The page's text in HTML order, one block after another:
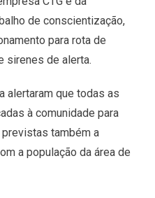
de conscientização,
para rota de
sirenes de alerta.
alertaram que todas as
à comunidade para
também a
a população da área de